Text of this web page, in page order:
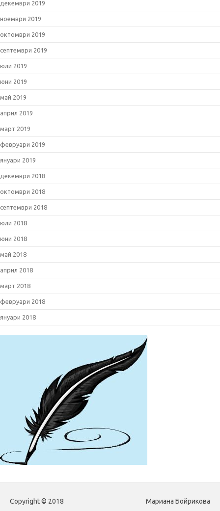
декември 2019
ноември 2019
октомври 2019
септември 2019
юли 2019
юни 2019
май 2019
април 2019
март 2019
февруари 2019
януари 2019
декември 2018
октомври 2018
септември 2018
юли 2018
юни 2018
май 2018
април 2018
март 2018
февруари 2018
януари 2018
Copyright © 2018 Мариана Бойрикова